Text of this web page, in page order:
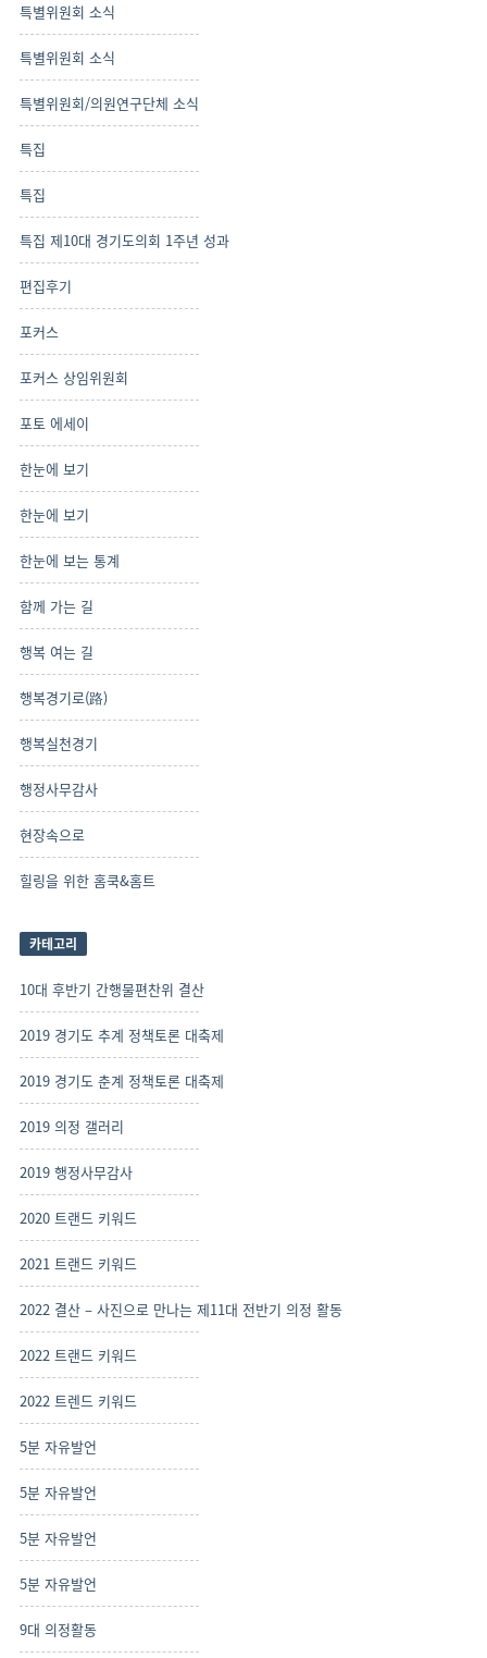
특별위원회 소식
특별위원회 소식
특별위원회/의원연구단체 소식
특집
특집
특집 제10대 경기도의회 1주년 성과
편집후기
포커스
포커스 상임위원회
포토 에세이
한눈에 보기
한눈에 보기
한눈에 보는 통계
함께 가는 길
행복 여는 길
행복경기로(路)
행복실천경기
행정사무감사
현장속으로
힐링을 위한 홈쿡&홈트
카테고리
10대 후반기 간행물편찬위 결산
2019 경기도 추계 정책토론 대축제
2019 경기도 춘계 정책토론 대축제
2019 의정 갤러리
2019 행정사무감사
2020 트랜드 키워드
2021 트랜드 키워드
2022 결산 – 사진으로 만나는 제11대 전반기 의정 활동
2022 트랜드 키워드
2022 트렌드 키워드
5분 자유발언
5분 자유발언
5분 자유발언
5분 자유발언
9대 의정활동